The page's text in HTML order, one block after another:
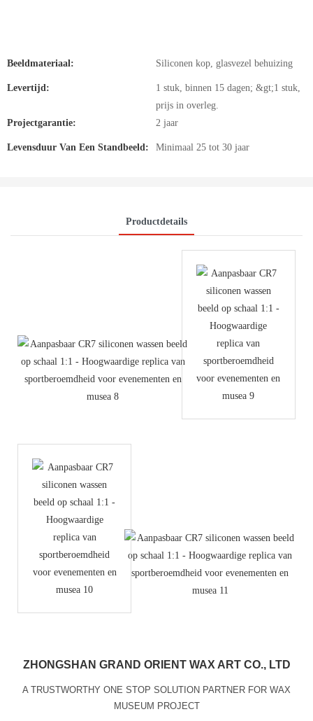
Beeldmateriaal: Siliconen kop, glasvezel behuizing
Levertijd:
1 stuk, binnen 15 dagen; &gt;1 stuk,
prijs in overleg.
Projectgarantie:
2 jaar
Levensduur Van Een Standbeeld: Minimaal 25 tot 30 jaar
Productdetails
ZHONGSHAN GRAND ORIENT WAX ART CO., LTD
A TRUSTWORTHY ONE STOP SOLUTION PARTNER FOR WAX
MUSEUM PROJECT